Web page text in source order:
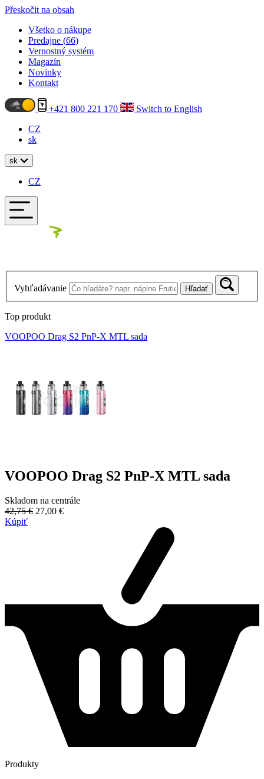
Přeskočit na obsah
Všetko o nákupe
Predajne (66)
Vernostný systém
Magazín
Novinky
Kontakt
+421 800 221 170
Switch to English
CZ
sk
sk
CZ
Vyhľadávanie Hľadať
Top produkt
VOOPOO Drag S2 PnP-X MTL sada
VOOPOO Drag S2 PnP-X MTL sada
Skladom na centrále
42,75 € 27,00 €
Kúpiť
Produkty